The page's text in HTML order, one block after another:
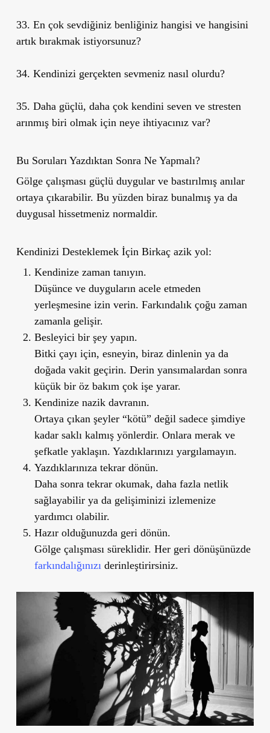
33. En çok sevdiğiniz benliğiniz hangisi ve hangisini
artık bırakmak istiyorsunuz?
34. Kendinizi gerçekten sevmeniz nasıl olurdu?
35. Daha güçlü, daha çok kendini seven ve stresten
arınmış biri olmak için neye ihtiyacınız var?
Bu Soruları Yazdıktan Sonra Ne Yapmalı?
Gölge çalışması güçlü duygular ve bastırılmış anılar
ortaya çıkarabilir. Bu yüzden biraz bunalmış ya da
duygusal hissetmeniz normaldir.
Kendinizi Desteklemek İçin Birkaç azik yol:
Kendinize zaman tanıyın.
Düşünce ve duyguların acele etmeden
yerleşmesine izin verin. Farkındalık çoğu zaman
zamanla gelişir.
Besleyici bir şey yapın.
Bitki çayı için, esneyin, biraz dinlenin ya da
doğada vakit geçirin. Derin yansımalardan sonra
küçük bir öz bakım çok işe yarar.
Kendinize nazik davranın.
Ortaya çıkan şeyler “kötü” değil sadece şimdiye
kadar saklı kalmış yönlerdir. Onlara merak ve
şefkatle yaklaşın. Yazdıklarınızı yargılamayın.
Yazdıklarınıza tekrar dönün.
Daha sonra tekrar okumak, daha fazla netlik
sağlayabilir ya da gelişiminizi izlemenize
yardımcı olabilir.
Hazır olduğunuzda geri dönün.
Gölge çalışması süreklidir. Her geri dönüşünüzde
farkındalığınızı derinleştirirsiniz.